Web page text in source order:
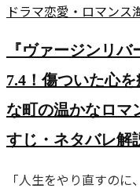
ドラマ恋愛・ロマンス
『ヴァージンリ
7.4！傷ついた心
な町の温かなロマ
すじ・ネタバレ解
「人生をやり直すの